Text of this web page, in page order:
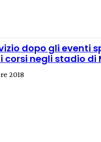
dopo gli eventi
negli stadio di
2018